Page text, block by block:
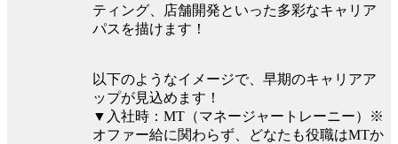
ティング、店舗開発といった多彩なキャリア
パスを描けます！
以下のようなイメージで、早期のキャリアア
ップが見込めます！
▼入社時：MT（マネージャートレーニー）※
オファー給に関わらず、どなたも役職はMTか